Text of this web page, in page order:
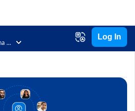
Noida, Gautam Buddha Nagar, Uttar Pradesh
Log In